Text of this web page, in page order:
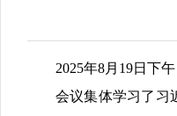
2025年8月19日下
会议集体学习了习